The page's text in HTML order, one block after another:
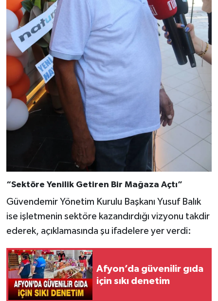
“Sektöre Yenilik Getiren Bir Mağaza Açtı”
Güvendemir Yönetim Kurulu Başkanı Yusuf Balık
ise işletmenin sektöre kazandırdığı vizyonu takdir
ederek, açıklamasında şu ifadelere yer verdi:
Afyon’da güvenilir gıda
için sıkı denetim